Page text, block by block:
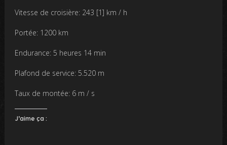
Vitesse de croisière: 243 [1] km / h
Portée: 1200 km
Endurance: 5 heures 14 min
Plafond de service: 5.520 m
Taux de montée: 6 m / s
J’aime ça :